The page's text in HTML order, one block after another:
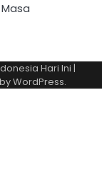
Hari Ini |
WordPress.